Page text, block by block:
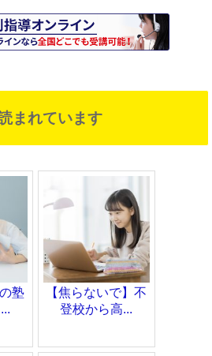
まれています
塾
【焦らないで】不
登校から高...